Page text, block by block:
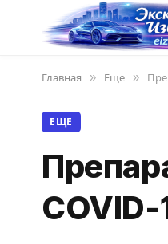
Главная » Еще »
ЕЩЕ